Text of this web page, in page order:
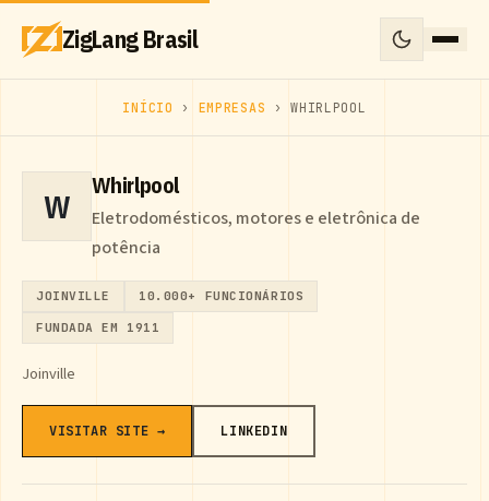
ZigLang Brasil
INÍCIO › EMPRESAS › WHIRLPOOL
W
Whirlpool
Eletrodomésticos, motores e eletrônica de
potência
JOINVILLE 10.000+ FUNCIONÁRIOS
FUNDADA EM 1911
Joinville
VISITAR SITE → LINKEDIN